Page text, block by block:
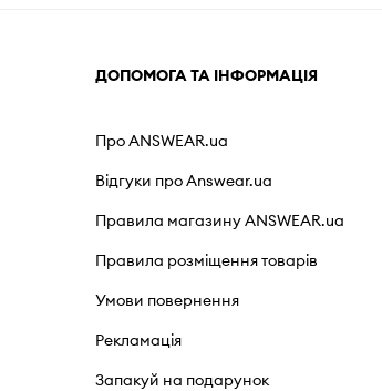
ДОПОМОГА ТА ІНФОРМАЦІЯ
Про ANSWEAR.ua
Відгуки про Answear.ua
Правила магазину ANSWEAR.ua
Правила розміщення товарів
Умови повернення
Рекламація
Запакуй на подарунок